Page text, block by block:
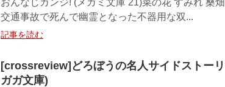
おんなじカンジ! (メガミ文庫 21)菜の花 すみれ 桑
交通事故で死んで幽霊となった不器用な双...
記事を読む
[crossreview]どろぼうの名人サイドストー
ガガ文庫)